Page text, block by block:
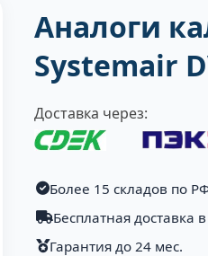
Аналоги
Systemair
Доставка через:
Более 15 складов по
Бесплатная доставка
Гарантия до 24 мес.